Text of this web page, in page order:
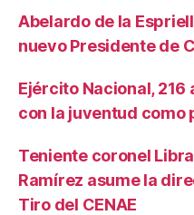
Abelardo de la
nuevo Presidente de
Ejército Nacional, 216
con la juventud como
Teniente coronel
Ramírez asume la
Tiro del CENAE